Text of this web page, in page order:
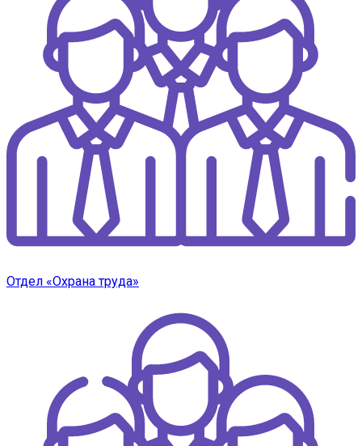
Отдел «Охрана труда»